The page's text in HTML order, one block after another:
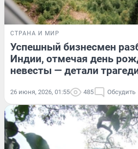
СТРАНА И МИР
Успешный бизнесмен
Индии, отмечая день
невесты — детали
26 июня, 2026, 01:55 485 Обсудить